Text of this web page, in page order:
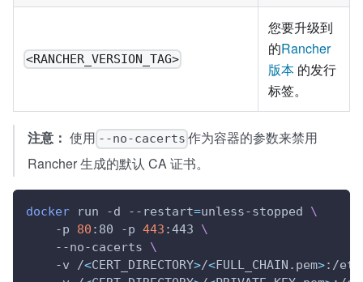
<RANCHER_VERSION_TAG>
您要升级到
的Rancher
版本 的发行
标签。
注意： 使用 --no-cacerts 作为容器的参数来禁用
Rancher 生成的默认 CA 证书。
docker run -d --restart=unless-stopped \
    -p
80 :80 -p 443 :443 \
    --no-cacerts
\
    -v /
<CERT_DIRECTORY>/<FULL_CHAIN.pem>:/